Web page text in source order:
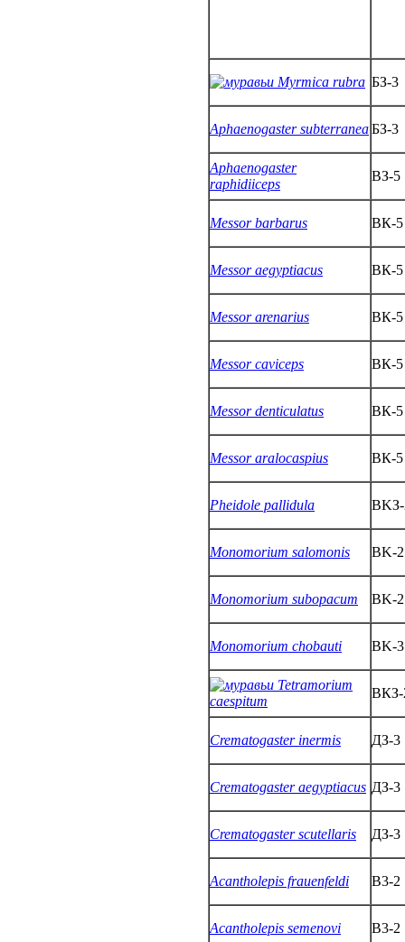
Myrmica rubra БЗ-3
Aphaenogaster subterraneaБЗ-3
Aphaenogaster
raphidiiceps
ВЗ-5
Messor barbarus ВК-5
Messor aegyptiacus ВК-5
Messor arenarius ВК-5
Messor caviceps ВК-5
Messor denticulatus ВК-5
Messor aralocaspius ВК-5
Pheidole pallidula
Monomorium salomonis BK-2
Monomorium subopacum BK-2
Monomorium chobauti BK-3
Tetramorium
caespitum
ВКЗ-
Crematogaster inermis ДЗ-3
Crematogaster aegyptiacus ДЗ-3
Crematogaster scutellaris ДЗ-3
Acantholepis frauenfeldi B3-2
Acantholepis semenovi B3-2